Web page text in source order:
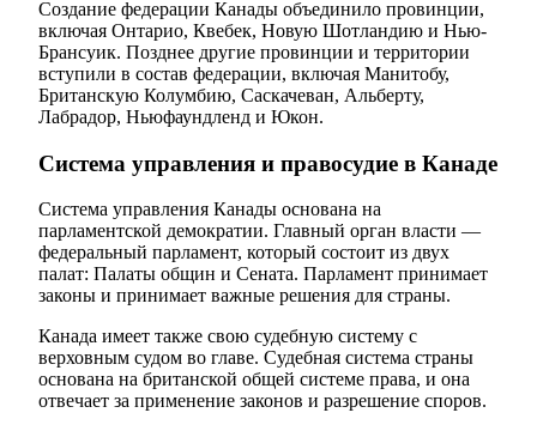
Создание федерации Канады объединило провинции,
включая Онтарио, Квебек, Новую Шотландию и Нью-
Брансуик. Позднее другие провинции и территории
вступили в состав федерации, включая Манитобу,
Британскую Колумбию, Саскачеван, Альберту,
Лабрадор, Ньюфаундленд и Юкон.
Система управления и правосудие в Канаде
Система управления Канады основана на
парламентской демократии. Главный орган власти —
федеральный парламент, который состоит из двух
палат: Палаты общин и Сената. Парламент принимает
законы и принимает важные решения для страны.
Канада имеет также свою судебную систему с
верховным судом во главе. Судебная система страны
основана на британской общей системе права, и она
отвечает за применение законов и разрешение споров.